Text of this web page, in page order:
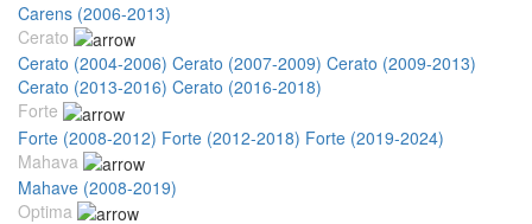
Carens (2006-2013)
Cerato
Cerato (2004-2006) Cerato (2007-2009) Cerato (2009-2013)
Cerato (2013-2016) Cerato (2016-2018)
Forte
Forte (2008-2012) Forte (2012-2018) Forte (2019-2024)
Mahava
Mahave (2008-2019)
Optima